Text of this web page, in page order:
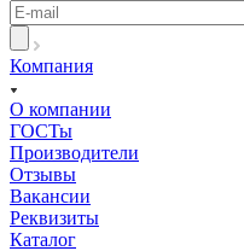
Компания
О компании
ГОСТы
Производители
Отзывы
Вакансии
Реквизиты
Каталог